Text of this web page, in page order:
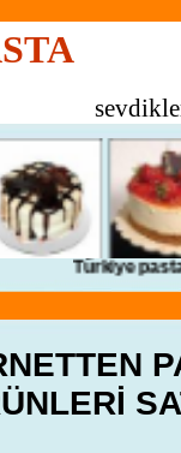
Türkiye pasta